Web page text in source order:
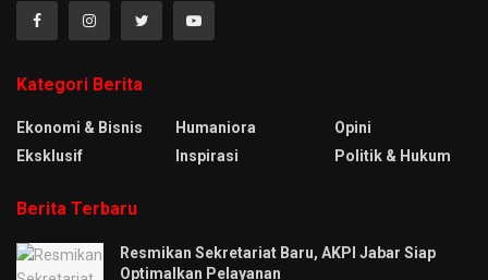
Kategori Berita
Ekonomi & Bisnis
Eksklusif
Humaniora
Inspirasi
Opini
Politik & Hukum
Berita Terbaru
Resmikan Sekretariat Baru, AKPI Jabar Siap
Optimalkan Pelayanan